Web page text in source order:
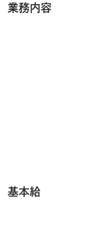
業務内容
基本給